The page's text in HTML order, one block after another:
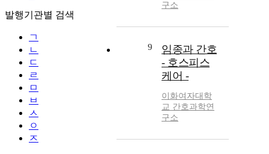
발행기관별 검색
ㄱ
ㄴ
ㄷ
ㄹ
ㅁ
ㅂ
ㅅ
ㅇ
ㅈ
구소
9
임종과 간호
- 호스피스
케어 -
이화여자대학
교 간호과학연
구소